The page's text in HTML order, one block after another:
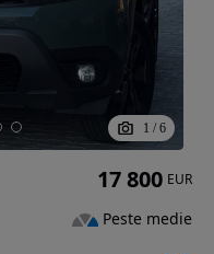
1 / 6
17 800 EUR
Peste medie